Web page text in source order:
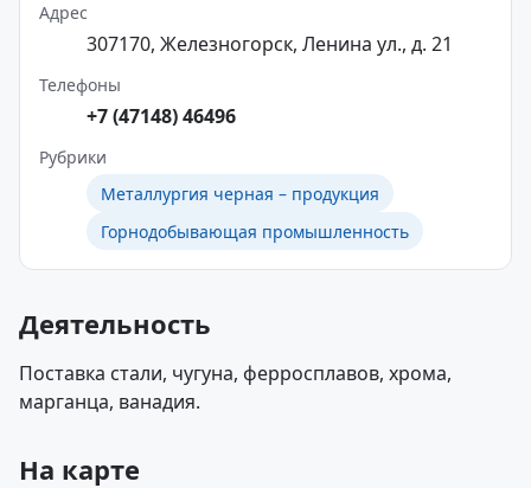
Адрес
307170, Железногорск, Ленина ул., д. 21
Телефоны
+7 (47148) 46496
Рубрики
Металлургия черная – продукция
Горнодобывающая промышленность
Деятельность
Поставка стали, чугуна, ферросплавов, хрома,
марганца, ванадия.
На карте